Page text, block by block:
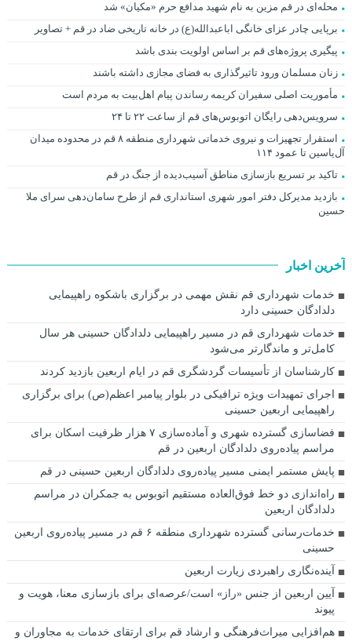
محله‌ای در قم مزین به نام شهید مدافع حرم «مکیان» شد
برپایی چادر عزای خانگی اباعبدالله(ع) در خانه تاریخی ضاد در قم + تصاویر
پیگیری پروژه‌های قم بر اساس اولویت بندی باشد
زنان مسلمان ورود تاثیرگذاری به فضای مجازی داشته باشند
مأموریت اصلی سفیران کریمه رساندن پیام اهل‌بیت به مردم است
سرویس‌دهی رایگان اتوبوس‌های قم از ساعت ۲۲ تا ۲۴
استقرار تجهیزات و نیروی خدماتی شهرداری منطقه ۸ قم در محدوده میدان
آل‌یاسین تا عمود ۱۱۴
تاکید بر تسریع بازسازی مناطق آسیب‌دیده از جنگ در قم
بازدید مدیرکل دفتر امور شهری استانداری قم از طرح سامان‌دهی سرای ملا
حسین
آخرین اخبار
خدمات شهرداری قم نقش مهمی در برگزاری باشکوه راهپیمایی
دلدادگان حسینی دارد
خدمات شهرداری قم در مسیر راهپیمایی دلدادگان حسینی هر سال
کامل‌تر و ماندگارتر می‌شود
کارشناسان از تأسیسات گردشگری قم در ایام اربعین بازدید کردند
اجرای تمهیدات ویژه ترافیکی در بلوار پیامبر اعظم(ص) برای برگزاری
راهپیمایی اربعین حسینی
فضاسازی گسترده شهری و آماده‌سازی ۷ هزار ظرفیت اسکان برای
مراسم پیاده‌روی دلدادگان اربعین در قم
پایش مستمر ایمنی مسیر پیاده‌روی دلدادگان اربعین حسینی در قم
راه‌اندازی دو خط فوق‌العاده مستقیم اتوبوس به جمکران در مراسم
دلدادگان اربعین
خدمات‌رسانی گسترده شهرداری منطقه ۶ قم در مسیر پیاده‌روی اربعین
حسینی
آینده‌نگاری راهبردی زیارت اربعین
آیین‌ اربعین از جنس «راز» است/عرصه‌ای برای بازسازی معنا، هویت و
پیوند
هم‌افزایی میراث‌فرهنگی و ارشاد قم برای ارتقای خدمات به مجاوران و